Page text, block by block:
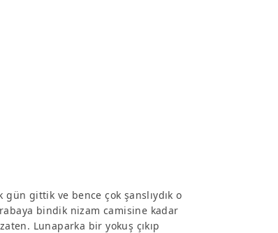
gittik ve bence çok şanslıydık o
bindik nizam camisine kadar
Lunaparka bir yokuş çıkıp